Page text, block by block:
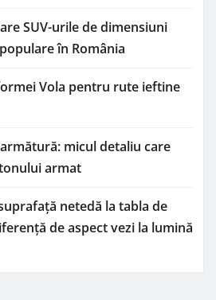
SUV-urile de dimensiuni
în România
Vola pentru rute ieftine
micul detaliu care
armat
netedă la tabla de
de aspect vezi la lumină